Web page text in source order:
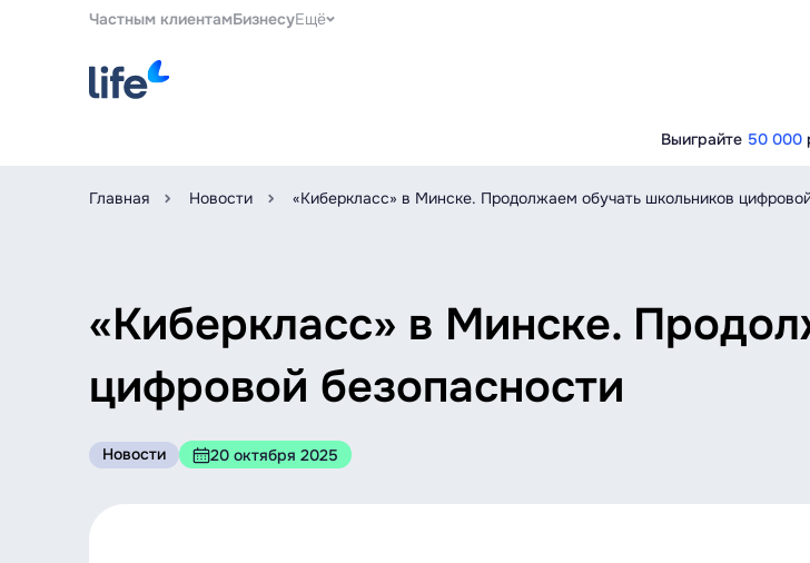
Частным клиентамБизнесуЕщё
Выиграйте 50 000
Главная Новости «Киберкласс» в Минске. Продолжаем обучать школьников
«Киберкласс» в Минске.
цифровой безопасности
Новости 20 октября 2025